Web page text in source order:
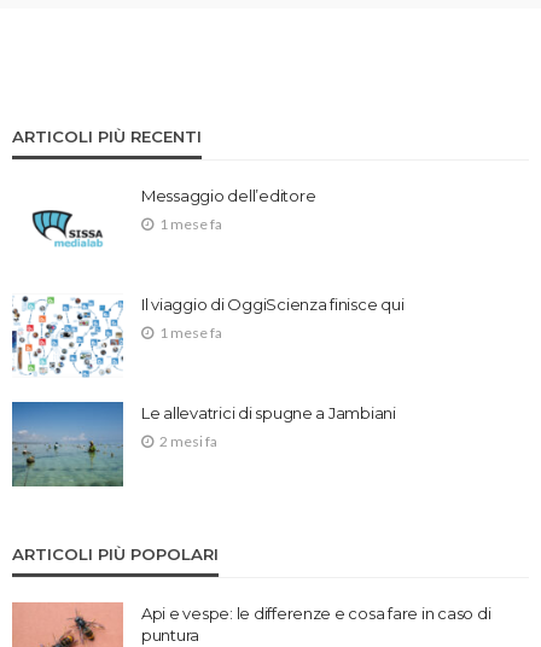
ARTICOLI PIÙ RECENTI
Messaggio dell’editore
1 mese fa
Il viaggio di OggiScienza finisce qui
1 mese fa
Le allevatrici di spugne a Jambiani
2 mesi fa
ARTICOLI PIÙ POPOLARI
Api e vespe: le differenze e cosa fare in caso di
puntura